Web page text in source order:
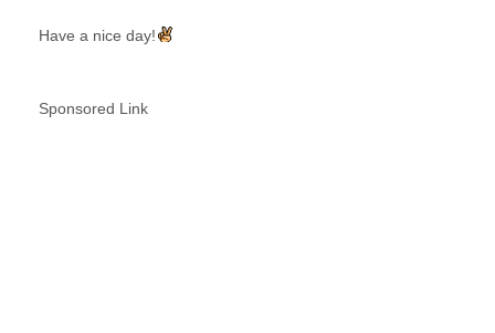
Have a nice day!
Sponsored Link